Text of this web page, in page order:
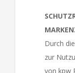
Durch
zur
von kpw